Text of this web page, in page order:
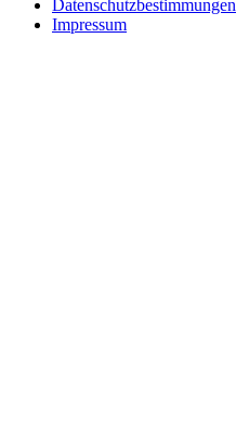
Datenschutzbestimmungen
Impressum